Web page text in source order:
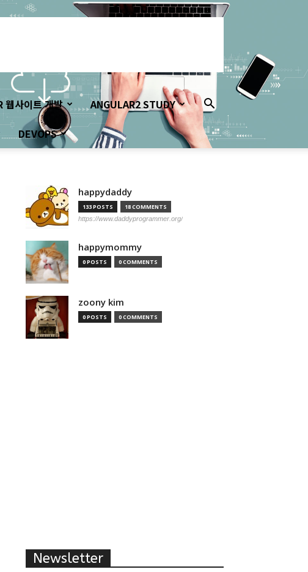
웹사이트 개발
ANGULAR2 STUDY
DEVOPS
happydaddy
133 POSTS 18 COMMENTS
https://www.daddyprogrammer.org/
happymommy
0 POSTS 0 COMMENTS
zoony kim
0 POSTS 0 COMMENTS
Newsletter